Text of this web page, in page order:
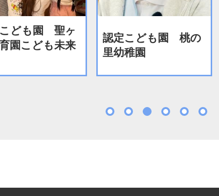
ども園 聖ヶ
園こども未来
認定こども園 桃の
里幼稚園